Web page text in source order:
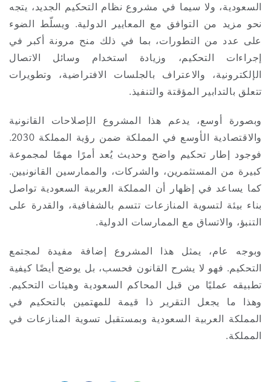
السعودية، ولا سيما في مشروع نظام التحكيم الجديد، يتجه
نحو مزيد من التوافق مع المعايير الدولية. ويسلّط الضوء
على عدد من التطورات، بما في ذلك منح مرونة أكبر في
إجراءات التحكيم، وزيادة استخدام وسائل الاتصال
الإلكترونية، والاعتراف بالجلسات الافتراضية، وتطويرات
تتعلق بالتدابير المؤقتة والتنفيذ.
وبصورة أوسع، يدعم هذا المشروع الإصلاحات القانونية
والاقتصادية الأوسع في المملكة ضمن رؤية المملكة 2030.
فوجود إطار تحكيم واضح وحديث يُعد أمرًا مهمًا لمجموعة
كبيرة من المستثمرين، والشركات، والممارسين القانونيين.
كما يساعد في إظهار أن المملكة العربية السعودية تواصل
بناء بيئة لتسوية المنازعات تتسم بالشفافية، والقدرة على
التنبؤ، والاتساق مع الممارسات الدولية.
وبوجه عام، يمثل هذا المشروع إضافة مفيدة لمجتمع
التحكيم. فهو لا يشرح القانون فحسب، بل يوضح أيضًا كيفية
تطبيقه عمليًا من قبل المحاكم السعودية وهيئات التحكيم.
وهذا ما يجعل التقرير ذا قيمة للمهتمين بالتحكيم في
المملكة العربية السعودية وبمستقبل تسوية المنازعات في
المملكة.